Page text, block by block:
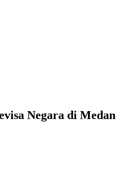
Negara di Medan